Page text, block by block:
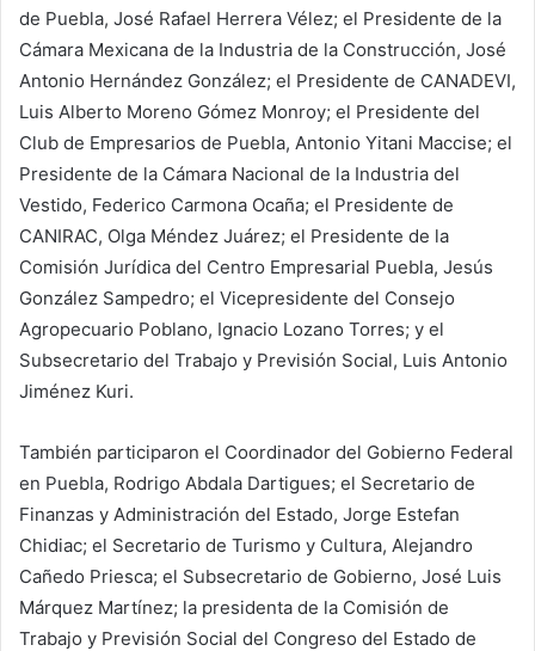
de Puebla, José Rafael Herrera Vélez; el Presidente de la
Cámara Mexicana de la Industria de la Construcción, José
Antonio Hernández González; el Presidente de CANADEVI,
Luis Alberto Moreno Gómez Monroy; el Presidente del
Club de Empresarios de Puebla, Antonio Yitani Maccise; el
Presidente de la Cámara Nacional de la Industria del
Vestido, Federico Carmona Ocaña; el Presidente de
CANIRAC, Olga Méndez Juárez; el Presidente de la
Comisión Jurídica del Centro Empresarial Puebla, Jesús
González Sampedro; el Vicepresidente del Consejo
Agropecuario Poblano, Ignacio Lozano Torres; y el
Subsecretario del Trabajo y Previsión Social, Luis Antonio
Jiménez Kuri.
También participaron el Coordinador del Gobierno Federal
en Puebla, Rodrigo Abdala Dartigues; el Secretario de
Finanzas y Administración del Estado, Jorge Estefan
Chidiac; el Secretario de Turismo y Cultura, Alejandro
Cañedo Priesca; el Subsecretario de Gobierno, José Luis
Márquez Martínez; la presidenta de la Comisión de
Trabajo y Previsión Social del Congreso del Estado de